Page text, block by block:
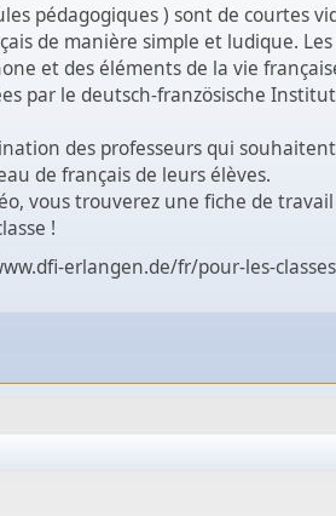
pédagogiques ) sont de courtes
de manière simple et ludique.
et des éléments de la vie
par le deutsch-französische
des professeurs qui
de français de leurs élèves.
vous trouverez une fiche de
!
erlangen.de/fr/pour-les-